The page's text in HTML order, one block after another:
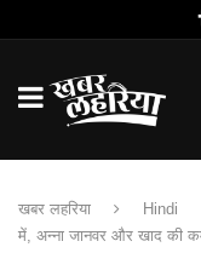
खबर लहरिया Hindi
में, अन्ना जानवर और खाद की